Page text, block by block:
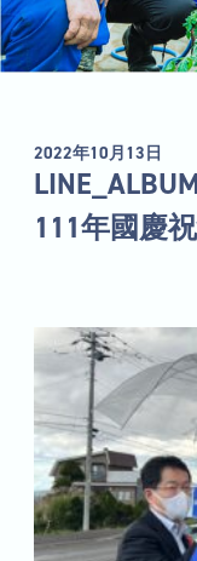
2022年10月13日
111年國慶